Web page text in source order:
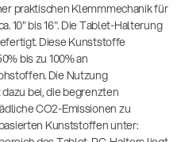
praktischen Klemmmechanik für
10" bis 16". Die Tablet-Halterung
Diese Kunststoffe
bis zu 100% an
Die Nutzung
bei, die begrenzten
CO2-Emissionen zu
Kunststoffen unter: